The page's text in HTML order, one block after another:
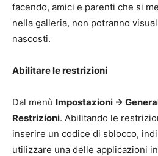
facendo, amici e parenti che si
nella galleria, non potranno
nascosti.
Abilitare le restrizioni
Dal menù Impostazioni ->
Restrizioni. Abilitando le
inserire un codice di sblocco,
utilizzare una delle applicazioni